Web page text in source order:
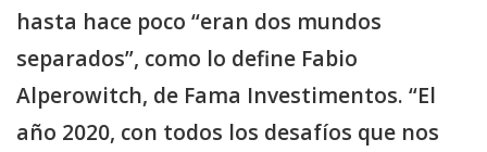
hasta hace poco “eran dos mundos
separados”, como lo define Fabio
Alperowitch, de Fama Investimentos. “El
año 2020, con todos los desafíos que nos